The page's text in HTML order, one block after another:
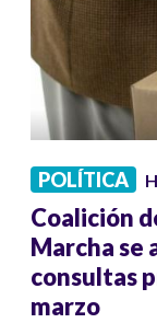
POLÍTICA
Coalición
Marcha se
consultas
marzo